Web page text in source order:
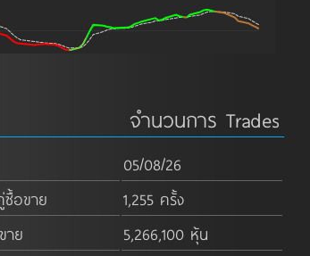
จำนวนการ Trades
05/08/26
อขาย
1,255 ครั้ง
าย
5,266,100 หุ้น